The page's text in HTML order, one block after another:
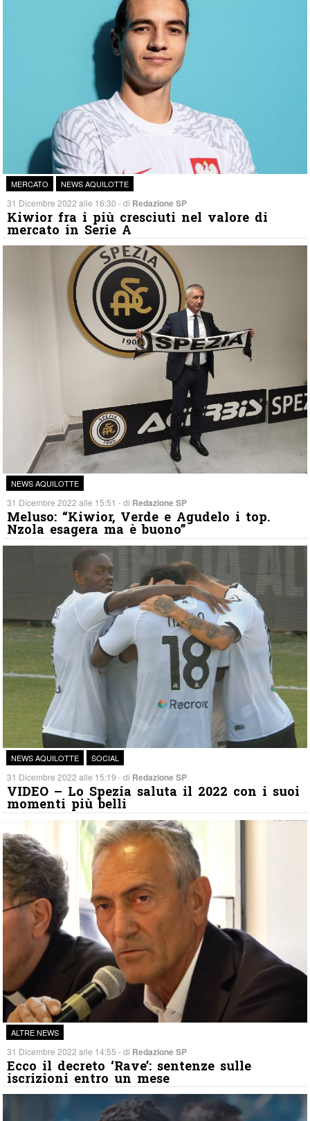
MERCATO NEWS AQUILOTTE
31 Dicembre 2022 alle 16:30 - di Redazione SP
Kiwior fra i più cresciuti nel valore di
mercato in Serie A
NEWS AQUILOTTE
31 Dicembre 2022 alle 15:51 - di Redazione SP
Meluso: “Kiwior, Verde e Agudelo i top.
Nzola esagera ma è buono”
NEWS AQUILOTTE SOCIAL
31 Dicembre 2022 alle 15:19 - di Redazione SP
VIDEO – Lo Spezia saluta il 2022 con i suoi
momenti più belli
ALTRE NEWS
31 Dicembre 2022 alle 14:55 - di Redazione SP
Ecco il decreto ‘Rave’: sentenze sulle
iscrizioni entro un mese